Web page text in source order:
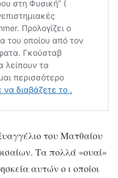
του Ματθαίου
Τα πολλά «ουαί»
αυτών o ι οποίοι